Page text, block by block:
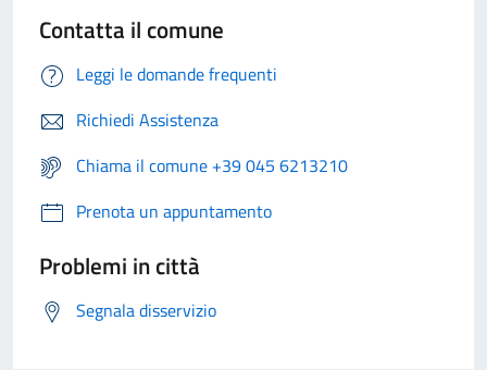
Contatta il comune
Leggi le domande frequenti
Richiedi Assistenza
Chiama il comune +39 045 6213210
Prenota un appuntamento
Problemi in città
Segnala disservizio